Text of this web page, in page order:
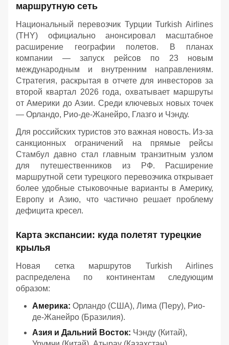
маршрутную сеть
Национальный перевозчик Турции Turkish Airlines
(THY) официально анонсировал масштабное
расширение географии полетов. В планах
компании — запуск рейсов по 23 новым
международным и внутренним направлениям.
Стратегия, раскрытая в отчете для инвесторов за
второй квартал 2026 года, охватывает маршруты
от Америки до Азии. Среди ключевых новых точек
— Орландо, Рио-де-Жанейро, Глазго и Чэнду.
Для российских туристов это важная новость. Из-за
санкционных ограничений на прямые рейсы
Стамбул давно стал главным транзитным узлом
для путешественников из РФ. Расширение
маршрутной сети турецкого перевозчика открывает
более удобные стыковочные варианты в Америку,
Европу и Азию, что частично решает проблему
дефицита кресел.
Карта экспансии: куда полетят турецкие
крылья
Новая сетка маршрутов Turkish Airlines
распределена по континентам следующим
образом:
Америка: Орландо (США), Лима (Перу), Рио-
де-Жанейро (Бразилия).
Азия и Дальний Восток: Чэнду (Китай),